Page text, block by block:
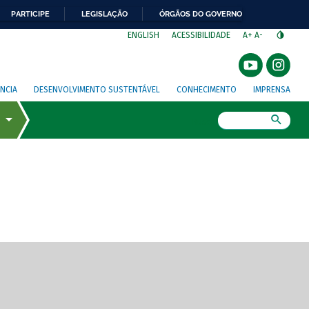
PARTICIPE LEGISLAÇÃO ÓRGÃOS DO GOVERNO
ENGLISH ACESSIBILIDADE A+ A-
DESENVOLVIMENTO SUSTENTÁVEL CONHECIMENTO IMPRENSA
de tela